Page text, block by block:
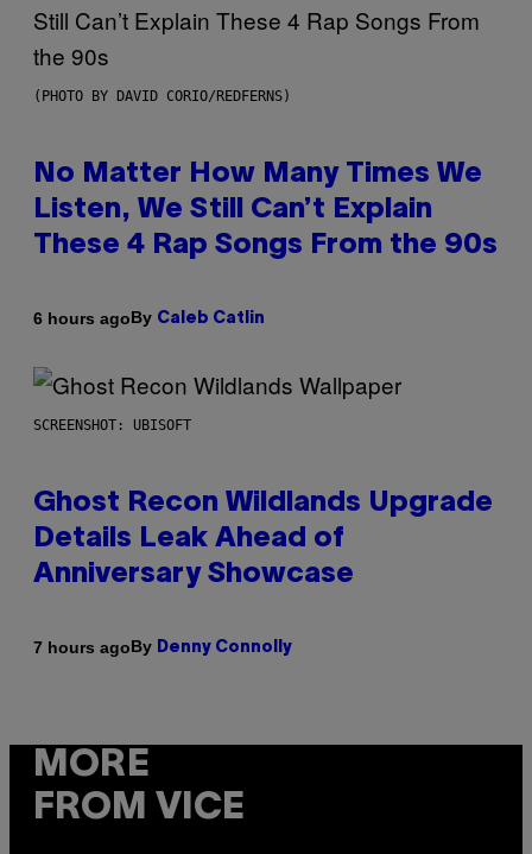
(PHOTO BY DAVID CORIO/REDFERNS)
No Matter How Many Times We
Listen, We Still Can’t Explain
These 4 Rap Songs From the 90s
6 hours agoBy Caleb Catlin
SCREENSHOT: UBISOFT
Ghost Recon Wildlands Upgrade
Details Leak Ahead of
Anniversary Showcase
7 hours agoBy Denny Connolly
MORE
FROM VICE